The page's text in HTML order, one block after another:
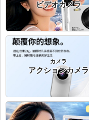
ビデオカメラ
カメラ
アクションカメラ